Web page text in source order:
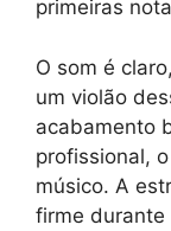
primeiras
O som é
um violão
acabamento
profissional,
músico. A
firme durante